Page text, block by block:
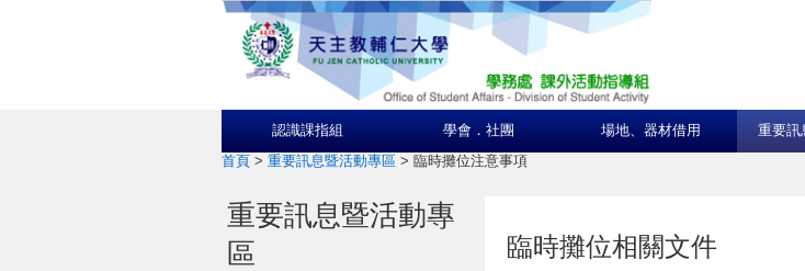
認識課指組 學會．社團 場地、器材借用 重要訊
首頁 > 重要訊息暨活動專區 > 臨時攤位注意事項
重要訊息暨活動專
區
臨時攤位相關文件